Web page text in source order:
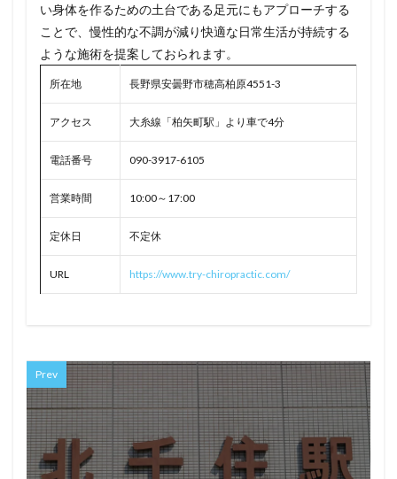
い身体を作るための土台である足元にもアプローチする
ことで、慢性的な不調が減り快適な日常生活が持続する
ような施術を提案しておられます。
所在地 長野県安曇野市穂高柏原4551-3
アクセス 大糸線「柏矢町駅」より車で4分
電話番号 090-3917-6105
営業時間 10:00～17:00
定休日 不定休
URL https://www.try-chiropractic.com/
Prev